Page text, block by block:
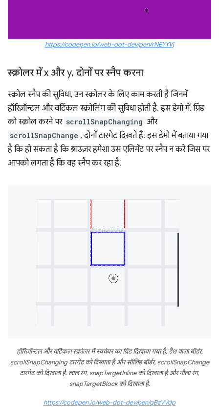
https://codepen.io/web-dot-dev/pen/rNEYYVj
स्क्रोलर में x और y, दोनों पर स्नैप करना
स्क्रोल स्नैप की सुविधा, उन स्क्रोलर के लिए काम करती है जिनमें
हॉरिज़ॉन्टल और वर्टिकल स्क्रोलिंग की सुविधा होती है. इस डेमो में, ग्रिड
को स्क्रोल करने पर scrollSnapChanging और
scrollSnapChange , दोनों टारगेट दिखते हैं. इस डेमो में बताया गया
है कि हो सकता है कि ब्राउज़र हमेशा उस एलिमेंट पर स्नैप न करे जिस पर
आपको लगता है कि वह स्नैप कर रहा है.
हॉरिज़ॉन्टल और वर्टिकल स्क्रोलर में स्क्वेयर का ग्रिड दिखाया गया है. डैश वाला बॉर्डर,
scrollSnapChanging टारगेट को दिखाता है और सॉलिड बॉर्डर, scrollSnapChange
टारगेट को दिखाता है. लाल रंग, snapTargetInline को दिखाता है और नीला रंग,
snapTargetBlock को दिखाता है.
https://codepen.io/web-dot-dev/pen/qBzVVdp